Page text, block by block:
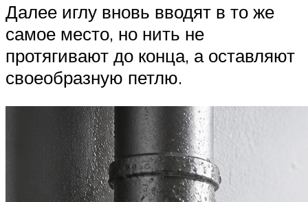
Далее иглу вновь вводят в то же
самое место, но нить не
протягивают до конца, а оставляют
своеобразную петлю.